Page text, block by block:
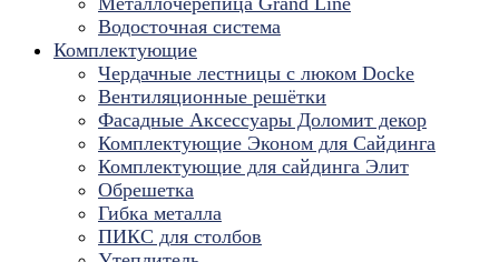
Водосточная система
Комплектующие
Чердачные лестницы с люком Docke
Вентиляционные решётки
Фасадные Аксессуары Доломит декор
Комплектующие Эконом для Сайдинга
Комплектующие для cайдинга Элит
Обрешетка
Гибка металла
ПИКС для столбов